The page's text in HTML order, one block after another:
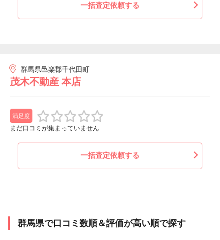
一括査定依頼する
群馬県邑楽郡千代田町
茂木不動産 本店
満足度
まだ口コミが集まっていません
一括査定依頼する
群馬県で口コミ数順＆評価が高い順で探す